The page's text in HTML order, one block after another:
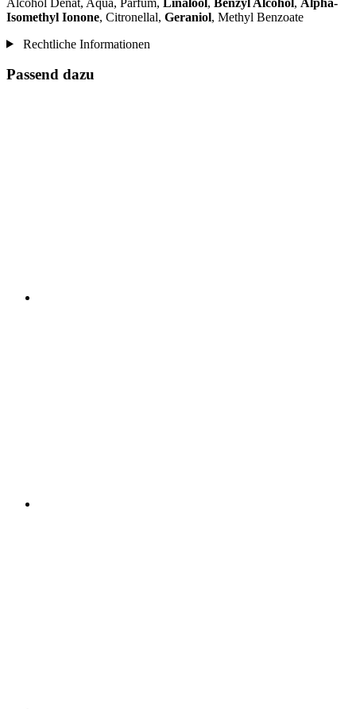
Isomethyl Ionone, Citronellal, Geraniol, Methyl Benzoate
Rechtliche Informationen
Passend dazu